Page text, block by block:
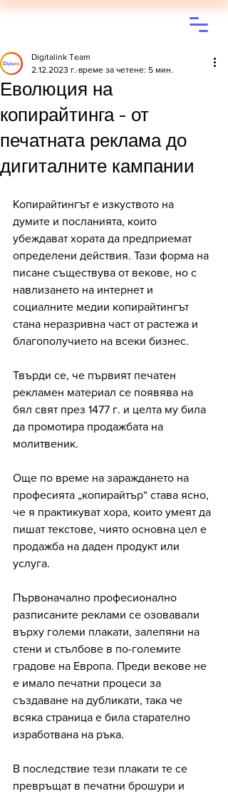
Еволюция на
копирайтинга - от
печатната реклама до
дигиталните кампании
Digitalink Team
2.12.2023 г. време за четене: 5 мин.
Копирайтингът е изкуството на
думите и посланията, които
убеждават хората да предприемат
определени действия. Тази форма на
писане съществува от векове, но с
навлизането на интернет и
социалните медии копирайтингът
стана неразривна част от растежа и
благополучието на всеки бизнес.
Твърди се, че първият печатен
рекламен материал се появява на
бял свят през 1477 г. и целта му била
да промотира продажбата на
молитвеник.
Още по време на зараждането на
професията „копирайтър“ става ясно,
че я практикуват хора, които умеят да
пишат текстове, чиято основна цел е
продажба на даден продукт или
услуга.
Първоначално професионално
разписаните реклами се озовавали
върху големи плакати, залепяни на
стени и стълбове в по-големите
градове на Европа. Преди векове не
е имало печатни процеси за
създаване на дубликати, така че
всяка страница е била старателно
изработвана на ръка.
В последствие тези плакати те се
превръщат в печатни брошури и